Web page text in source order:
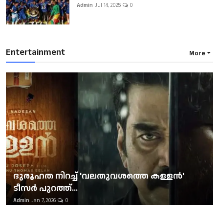
Admin Jul 14, 2025 0
Entertainment More
ദുരൂഹത നിറച്ച് 'വലതുവശത്തെ കള്ളന്‍'
ടീസര്‍ പുറത്ത്...
Admin Jan 7, 2026 0